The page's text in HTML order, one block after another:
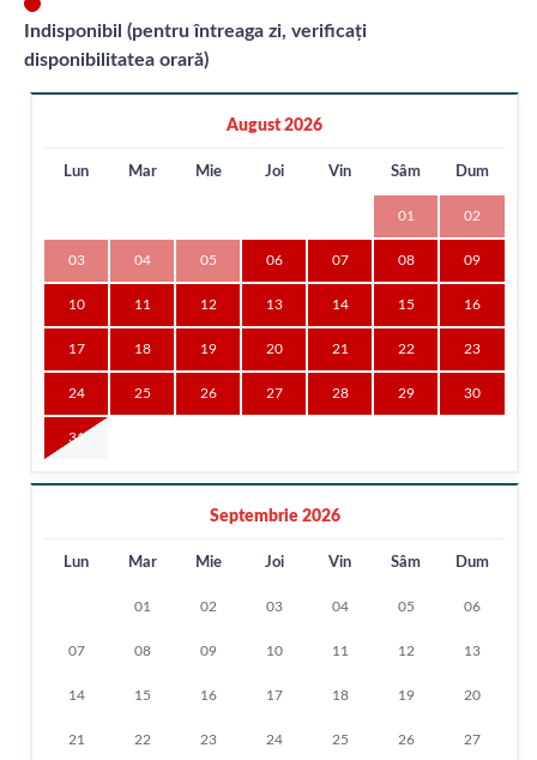
Indisponibil (pentru întreaga zi, verificați
disponibilitatea orară)
August 2026
Lun Mar Mie Joi Vin Sâm Dum
01 02
03 04 05 06 07 08 09
10 11 12 13 14 15 16
17 18 19 20 21 22 23
24 25 26 27 28 29 30
31
Septembrie 2026
Lun Mar Mie Joi Vin Sâm Dum
01 02 03 04 05 06
07 08 09 10 11 12 13
14 15 16 17 18 19 20
21 22 23 24 25 26 27